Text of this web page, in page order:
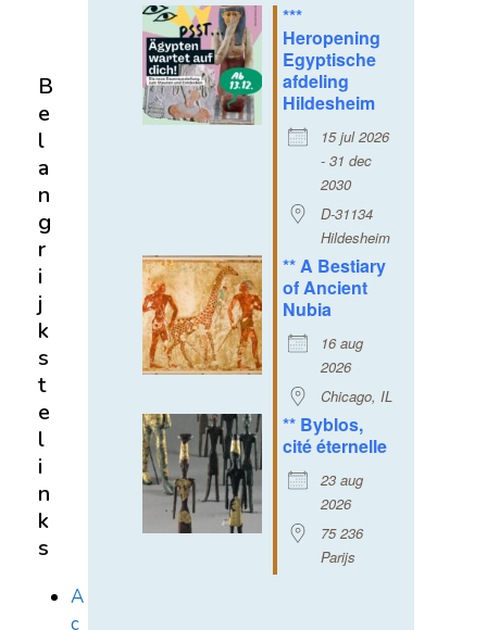
***
Heropening
Egyptische
afdeling
Hildesheim
15 jul 2026
- 31 dec
2030
D-31134
Hildesheim
** A Bestiary
of Ancient
Nubia
16 aug
2026
Chicago, IL
** Byblos,
cité éternelle
23 aug
2026
75 236
Parijs
B
e
l
a
n
g
r
i
j
k
s
t
e
l
i
n
k
s
A
c